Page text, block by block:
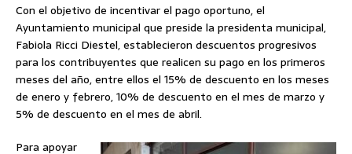
Con el objetivo de incentivar el pago oportuno, el
Ayuntamiento municipal que preside la presidenta municipal,
Fabiola Ricci Diestel, establecieron descuentos progresivos
para los contribuyentes que realicen su pago en los primeros
meses del año, entre ellos el 15% de descuento en los meses
de enero y febrero, 10% de descuento en el mes de marzo y
5% de descuento en el mes de abril.
Para apoyar